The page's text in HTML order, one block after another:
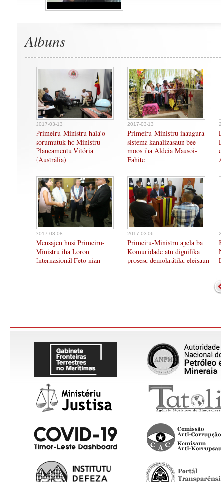
Albuns
2017-03-13
Primeiru-Ministru hala’o
sorumutuk ho Ministru
Planeamentu Vitória
(Austrália)
2017-03-13
Primeiru-Ministru inaugura
sistema kanalizasaun bee-
moos iha Aldeia Mausoi-
Fahite
2017-03-08
Mensajen husi Primeiru-
Ministru iha Loron
Internasionál Feto nian
2017-03-06
Primeiru-Ministru apela ba
Komunidade atu dignifika
prosesu demokrátiku eleisaun